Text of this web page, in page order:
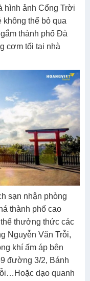
hình ảnh Cổng Trời
không thể bỏ qua
thành phố Đà
cơm tối tại nhà
sạn nhận phòng
thành phố cao
thưởng thức các
Nguyễn Văn Trỗi,
khí ấm áp bên
đường 3/2, Bánh
dạo quanh